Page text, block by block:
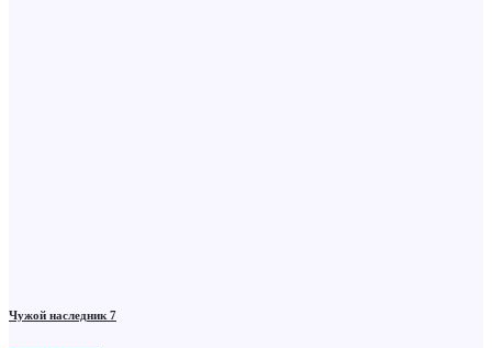
Чужой наследник 7